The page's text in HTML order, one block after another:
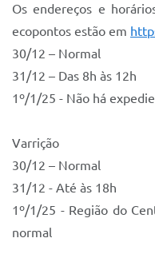
Os endereços e
ecopontos estão em
30/12 – Normal
31/12 – Das 8h às 12h
1º/1/25 - Não há
Varrição
30/12 – Normal
31/12 - Até às 18h
1º/1/25 - Região do
normal